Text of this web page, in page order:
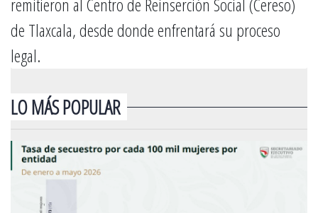
de Tlaxcala, desde donde enfrentará su proceso
legal.
LO MÁS POPULAR